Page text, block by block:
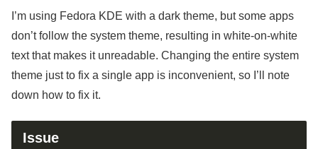
I’m using Fedora KDE with a dark theme, but some apps
don’t follow the system theme, resulting in white-on-white
text that makes it unreadable. Changing the entire system
theme just to fix a single app is inconvenient, so I’ll note
down how to fix it.
Issue